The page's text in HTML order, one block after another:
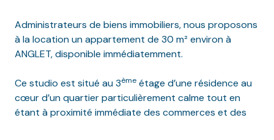
Administrateurs de biens immobiliers, nous proposons
à la location un appartement de 30 m² environ à
ANGLET, disponible immédiatemment.
Ce studio est situé au 3ème étage d’une résidence au
cœur d’un quartier particulièrement calme tout en
étant à proximité immédiate des commerces et des